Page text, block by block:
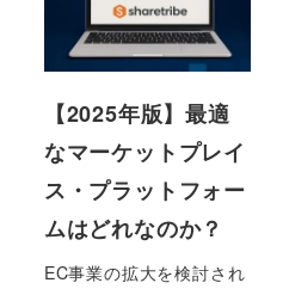
【2025年版】最適
なマーケットプレイ
ス・プラットフォー
ムはどれなのか？
EC事業の拡大を検討され